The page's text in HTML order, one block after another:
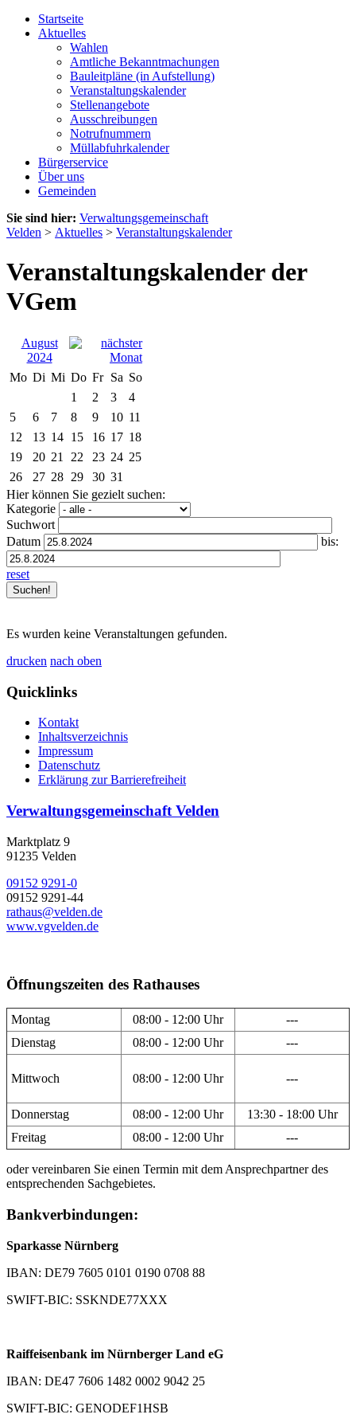
Startseite
Aktuelles
Wahlen
Amtliche Bekanntmachungen
Bauleitpläne (in Aufstellung)
Veranstaltungskalender
Stellenangebote
Ausschreibungen
Notrufnummern
Müllabfuhrkalender
Bürgerservice
Über uns
Gemeinden
Sie sind hier: Verwaltungsgemeinschaft
Velden > Aktuelles > Veranstaltungskalender
Veranstaltungskalender der
VGem
August
2024
Mo Di Mi Do Fr Sa So
1
2 3
4
5
6 7 8 9 10 11
12
13 14 15 16 17 18
19
20 21 22 23 24 25
26
27 28 29 30 31
Hier können Sie gezielt suchen:
Kategorie
Suchwort
Datum
bis:
reset
Es wurden keine Veranstaltungen gefunden.
drucken nach oben
Quicklinks
Kontakt
Inhaltsverzeichnis
Impressum
Datenschutz
Erklärung zur Barrierefreiheit
Verwaltungsgemeinschaft Velden
Marktplatz 9
91235 Velden
09152 9291-0
09152 9291-44
rathaus@velden.de
www.vgvelden.de
Öffnungszeiten des Rathauses
Montag 08:00 - 12:00 Uhr
---
Dienstag
08:00 - 12:00 Uhr ---
Mittwoch 08:00 - 12:00 Uhr ---
Donnerstag 08:00 - 12:00 Uhr
13:30 - 18:00 Uhr
Freitag
08:00 - 12:00 Uhr ---
oder vereinbaren Sie einen Termin mit dem Ansprechpartner des
entsprechenden Sachgebietes.
Bankverbindungen:
Sparkasse Nürnberg
IBAN: DE79 7605 0101 0190 0708 88
SWIFT-BIC: SSKNDE77XXX
Raiffeisenbank im Nürnberger Land eG
IBAN: DE47 7606 1482 0002 9042 25
SWIFT-BIC: GENODEF1HSB